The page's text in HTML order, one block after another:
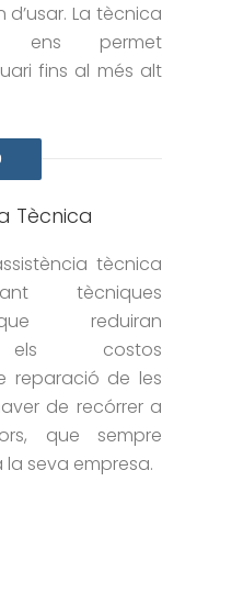
La tècnica
ens permet
fins al més alt
Tècnica
tècnica
tècniques
reduiran
els costos
reparació de les
de recórrer a
que sempre
la seva empresa.